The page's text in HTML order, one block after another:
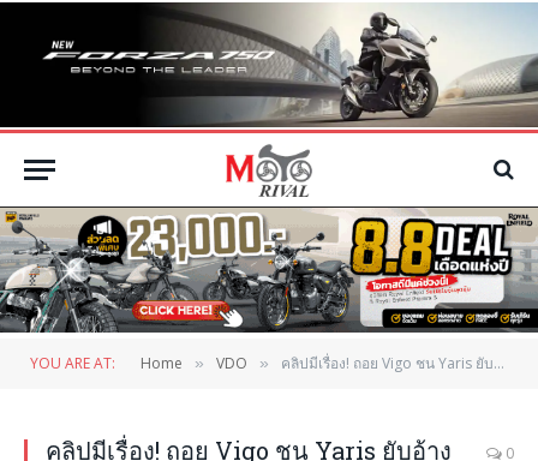
YOU ARE AT: Home » VDO » คลิปมีเรื่อง! ถอย Vigo ชน Yaris ยับอ้าง เขามาชนท้าย
คลิปมีเรื่อง! ถอย Vigo ชน Yaris ยับอ้าง
0